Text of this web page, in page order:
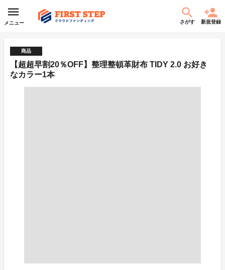
メニュー さがす 新規登録
商品
【超超早割20％OFF】整理整頓革財布 TIDY 2.0 お好き
なカラー1本